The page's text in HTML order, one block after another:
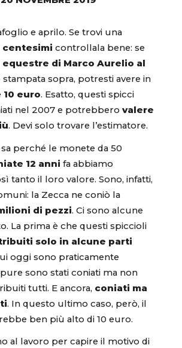
e aprilo. Se trovi una
centesimi controllala bene: se
di Marco Aurelio al
stampata sopra, potresti avere in
10 euro. Esatto, questi spicci
nel 2007 e potrebbero valere
. Devi solo trovare l’estimatore.
perché le monete da 50
12 anni fa abbiamo
tanto il loro valore. Sono, infatti,
la Zecca ne coniò la
di pezzi. Ci sono alcune
La prima è che questi spiccioli
solo in alcune parti
oggi sono praticamente
sono stati coniati ma non
tutti. E ancora, coniati ma
. In questo ultimo caso, però, il
ben più alto di 10 euro.
al lavoro per capire il motivo di